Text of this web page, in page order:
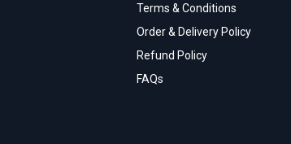
Terms & Conditions
Order & Delivery Policy
Refund Policy
FAQs